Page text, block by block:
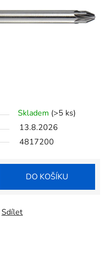
Skladem (>5 ks)
13.8.2026
4817200
DO KOŠÍKU
Sdílet